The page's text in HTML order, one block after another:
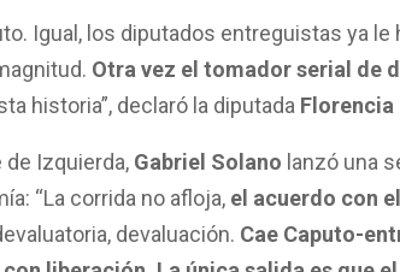
Igual, los diputados entreguistas ya le
Otra vez el tomador serial de
historia”, declaró la diputada Florencia
de Izquierda, Gabriel Solano lanzó una
“La corrida no afloja, el acuerdo con
devaluación. Cae Caputo-